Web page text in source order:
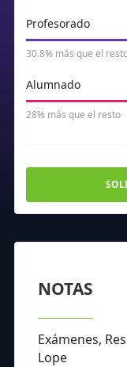
Profesorado
30.8% más que el
Alumnado
28% más que el resto
NOTAS
Exámenes,
Lope